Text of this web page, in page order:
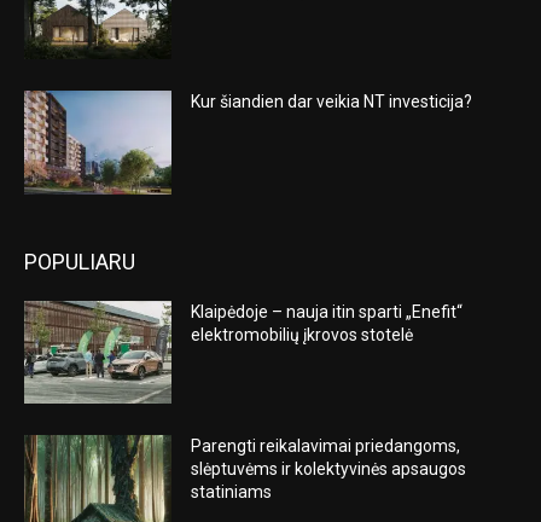
Kur šiandien dar veikia NT investicija?
POPULIARU
Klaipėdoje – nauja itin sparti „Enefit“
elektromobilių įkrovos stotelė
Parengti reikalavimai priedangoms,
slėptuvėms ir kolektyvinės apsaugos
statiniams